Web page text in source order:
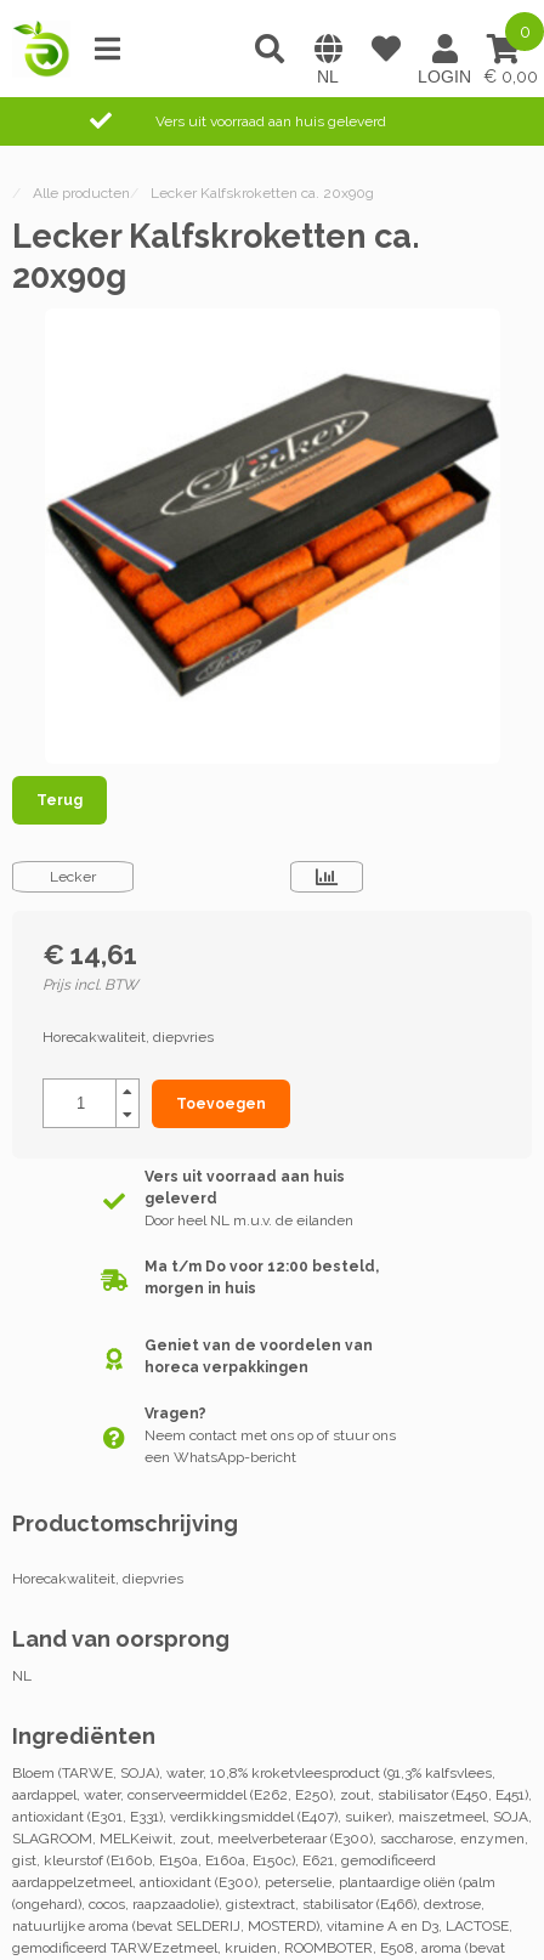
0,00
0
Vers uit voorraad aan huis geleverd
/ Alle producten / Lecker Kalfskroketten ca. 20x90g
Lecker Kalfskroketten ca.
20x90g
Terug
Lecker
€ 14,61
Prijs incl. BTW
Horecakwaliteit, diepvries
Toevoegen
Vers uit voorraad aan huis
geleverd
Door heel NL m.u.v. de eilanden
Ma t/m Do voor 12:00 besteld,
morgen in huis
Geniet van de voordelen van
horeca verpakkingen
Vragen?
Neem contact met ons op of stuur ons
een WhatsApp-bericht
Productomschrijving
Horecakwaliteit, diepvries
Land van oorsprong
NL
Ingrediënten
Bloem (TARWE, SOJA), water, 10,8% kroketvleesproduct (91,3% kalfsvlees,
aardappel, water, conserveermiddel (E262, E250), zout, stabilisator (E450, E451),
antioxidant (E301, E331), verdikkingsmiddel (E407), suiker), maiszetmeel, SOJA,
SLAGROOM, MELKeiwit, zout, meelverbeteraar (E300), saccharose, enzymen,
gist, kleurstof (E160b, E150a, E160a, E150c), E621, gemodificeerd
aardappelzetmeel, antioxidant (E300), peterselie, plantaardige oliën (palm
(ongehard), cocos, raapzaadolie), gistextract, stabilisator (E466), dextrose,
natuurlijke aroma (bevat SELDERIJ, MOSTERD), vitamine A en D3, LACTOSE,
gemodificeerd TARWEzetmeel, kruiden, ROOMBOTER, E508, aroma (bevat